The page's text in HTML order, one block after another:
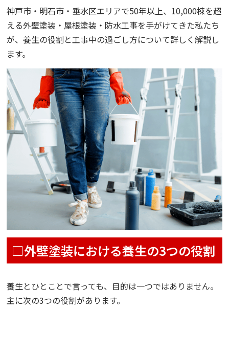
神戸市・明石市・垂水区エリアで50年以上、10,000棟を超
える外壁塗装・屋根塗装・防水工事を手がけてきた私たち
が、養生の役割と工事中の過ごし方について詳しく解説し
ます。
□外壁塗装における養生の3つの役割
養生とひとことで言っても、目的は一つではありません。
主に次の3つの役割があります。